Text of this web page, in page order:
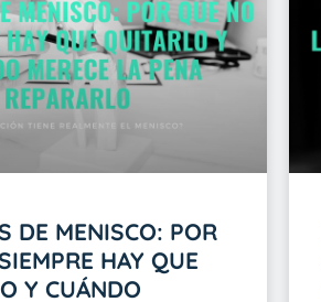
DE MENISCO: POR
HAY QUE
Y CUÁNDO